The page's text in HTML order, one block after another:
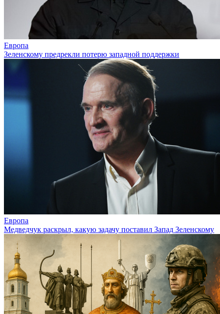
Европа
Зеленскому предрекли потерю западной поддержки
Европа
Медведчук раскрыл, какую задачу поставил Запад Зеленскому